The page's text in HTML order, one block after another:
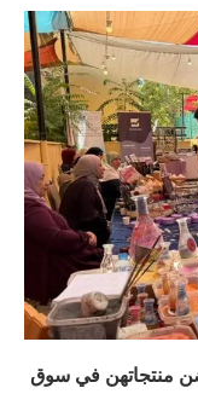
منتجاتهن في سوق